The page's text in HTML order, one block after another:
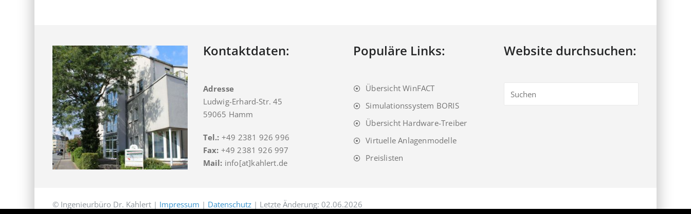
Kontaktdaten:
Adresse
Ludwig-Erhard-Str. 45
59065 Hamm
Tel.: +49 2381 926 996
Fax: +49 2381 926 997
Mail: info[at]kahlert.de
Populäre Links:
Übersicht WinFACT
Simulationssystem BORIS
Übersicht Hardware-Treiber
Virtuelle Anlagenmodelle
Preislisten
Website durchsuchen:
© Ingenieurbüro Dr. Kahlert | Impressum | Datenschutz | Letzte Änderung: 02.06.2026